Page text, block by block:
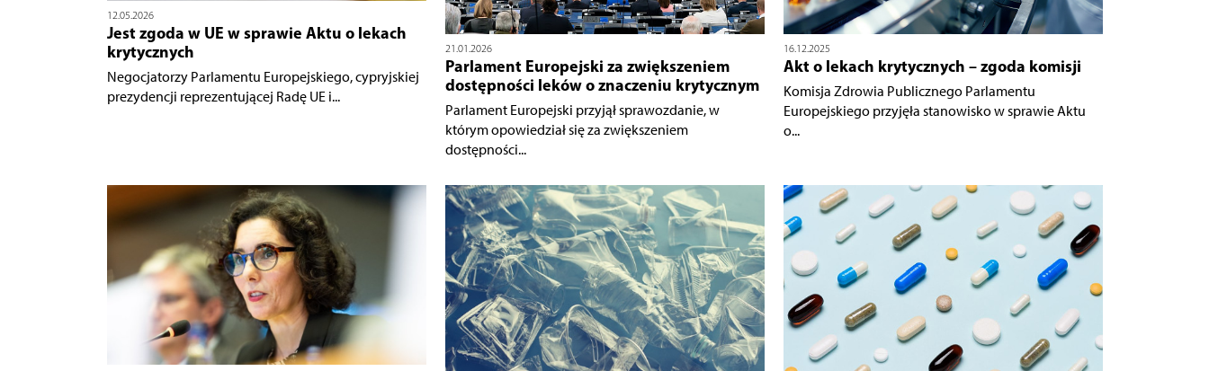
12.05.2026
Jest zgoda w UE w sprawie Aktu o lekach
krytycznych
Negocjatorzy Parlamentu Europejskiego, cypryjskiej
prezydencji reprezentującej Radę UE i...
21.01.2026
Parlament Europejski za zwiększeniem
dostępności leków o znaczeniu krytycznym
Parlament Europejski przyjął sprawozdanie, w
którym opowiedział się za zwiększeniem
dostępności...
16.12.2025
Akt o lekach krytycznych – zgoda komisji
Komisja Zdrowia Publicznego Parlamentu
Europejskiego przyjęła stanowisko w sprawie Aktu
o...